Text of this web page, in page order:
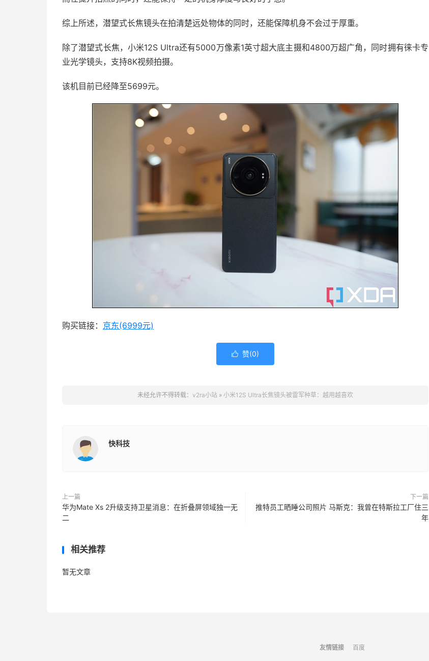
综上所述，潜望式长焦镜头在拍清楚远处物体的同时，还能保障机身不会过于厚重。
除了潜望式长焦，小米12S Ultra还有5000万像素1英寸超大底主摄和4800万超广角，同时拥有徕卡专
业光学镜头，支持8K视频拍摄。
该机目前已经降至5699元。
购买链接： 京东(6999元)
 赞(0)
未经允许不得转载： v2ra小站 » 小米12S Ultra长焦镜头被雷军种草：越用越喜欢
快科技
上一篇
华为Mate Xs 2升级支持卫星消息：在折叠屏领域独一无
二
下一篇
推特员工晒睡公司照片 马斯克：我曾在特斯拉工厂住三
年
相关推荐
暂无文章
友情链接 百度